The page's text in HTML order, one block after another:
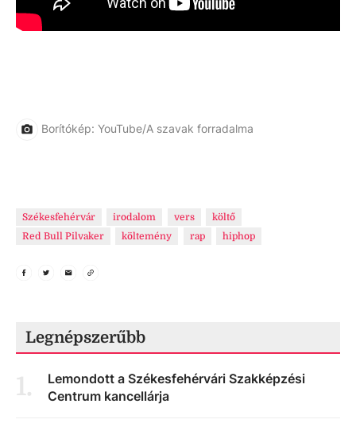
Borítókép: YouTube/A szavak forradalma
Székesfehérvár irodalom vers
költő
Red Bull Pilvaker
költemény rap hiphop
Legnépszerűbb
1.
Lemondott a Székesfehérvári Szakképzési
Centrum kancellárja